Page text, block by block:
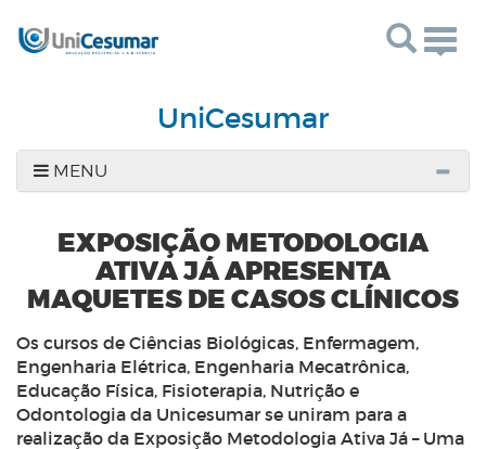
UniCesumar
MENU
EXPOSIÇÃO METODOLOGIA
ATIVA JÁ APRESENTA
MAQUETES DE CASOS CLÍNICOS
Os cursos de Ciências Biológicas, Enfermagem,
Engenharia Elétrica, Engenharia Mecatrônica,
Educação Física, Fisioterapia, Nutrição e
Odontologia da Unicesumar se uniram para a
realização da Exposição Metodologia Ativa Já – Uma